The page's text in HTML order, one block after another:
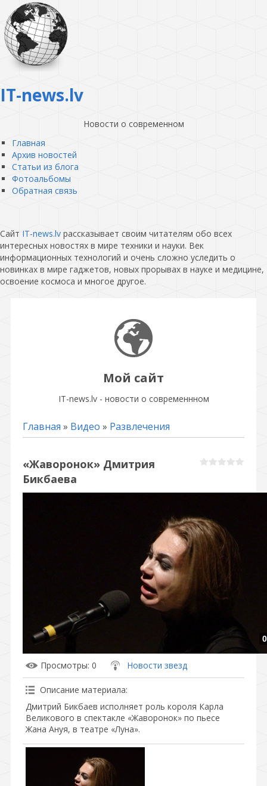
IT-news.lv
Новости о современном
Главная
Архив новостей
Статьи из блога
Фотоальбомы
Обратная связь
Сайт IT-news.lv рассказывает своим читателям обо всех
интересных новостях в мире техники и науки. Век
информационных технологий и очень сложно уследить о
новинках в мире гаджетов, новых прорывах в науке и медицине,
освоение космоса и многое другое.
Мой сайт
IT-news.lv - новости о современнном
Главная » Видео » Развлечения
«Жаворонок» Дмитрия
Бикбаева
Просмотры: 0 Новости звезд
Описание материала:
Дмитрий Бикбаев исполняет роль короля Карла
Великового в спектакле «Жаворонок» по пьесе
Жана Ануя, в театре «Луна».